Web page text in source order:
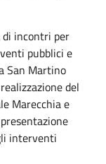
di incontri per
pubblici e
San Martino
del
Marecchia e
interventi